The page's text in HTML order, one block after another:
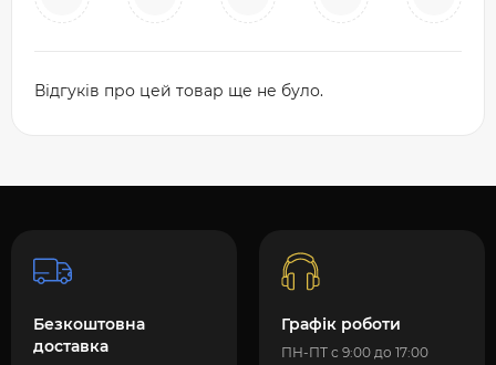
Відгуків про цей товар ще не було.
Безкоштовна
доставка
Графік роботи
ПН-ПТ с 9:00 до 17:00